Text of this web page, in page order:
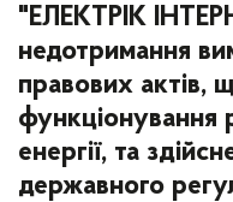
"ЕЛЕКТРІК
недотримання
правових актів,
функціонування
енергії, та
державного